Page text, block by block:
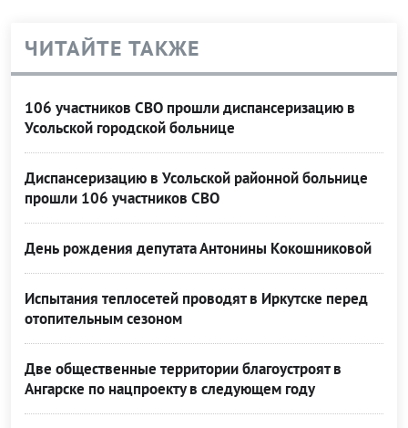
ЧИТАЙТЕ ТАКЖЕ
106 участников СВО прошли диспансеризацию в
Усольской городской больнице
Диспансеризацию в Усольской районной больнице
прошли 106 участников СВО
День рождения депутата Антонины Кокошниковой
Испытания теплосетей проводят в Иркутске перед
отопительным сезоном
Две общественные территории благоустроят в
Ангарске по нацпроекту в следующем году